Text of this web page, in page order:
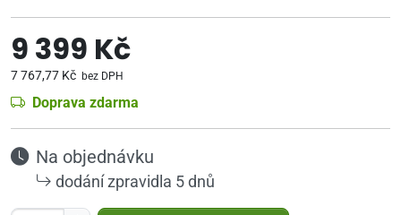
9 399 Kč
7 767,77 Kč bez DPH
Doprava zdarma
Na objednávku
dodání zpravidla 5 dnů